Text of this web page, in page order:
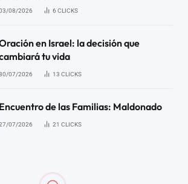
08/2026 6 CLICKS
en Israel: la decisión que
tu vida
07/2026 13 CLICKS
Encuentro de las Familias: Maldonado
07/2026 21 CLICKS